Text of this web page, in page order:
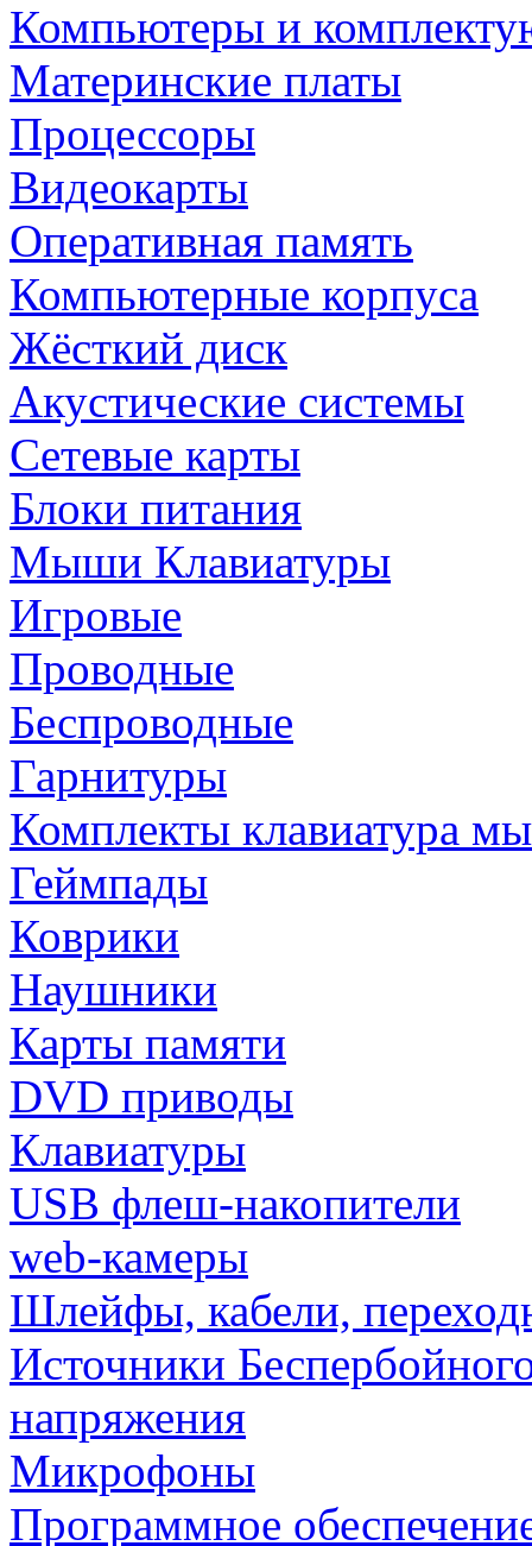
Компьютеры и
Материнские платы
Процессоры
Видеокарты
Оперативная память
Компьютерные корпуса
Жёсткий диск
Акустические системы
Сетевые карты
Блоки питания
Мыши Клавиатуры
Игровые
Проводные
Беспроводные
Гарнитуры
Комплекты клавиатура
Геймпады
Коврики
Наушники
Карты памяти
DVD приводы
Клавиатуры
USB флеш-накопители
web-камеры
Шлейфы, кабели,
Источники
напряжения
Микрофоны
Программное